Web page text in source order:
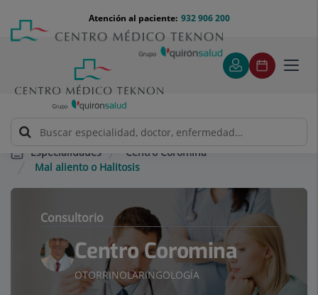
contenido
Menú
teléfono
cabecera
932 906 200
Atención al paciente:
Especialidades
Centro Coromina
Mal aliento o Halitosis
Consultorio
Centro Coromina
OTORRINOLARINGOLOGÍA